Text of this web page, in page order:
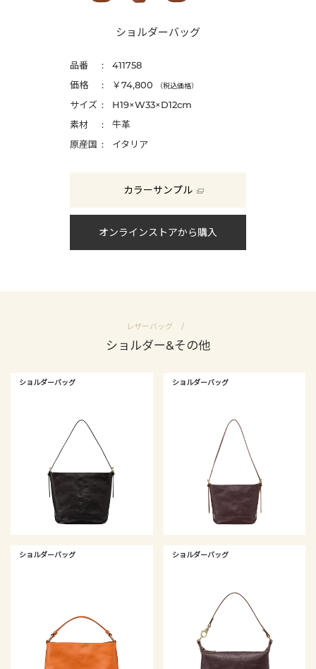
ショルダーバッグ
品番
411758
価格
￥74,800 （税込価格）
サイズ
H19×W33×D12cm
素材
牛革
原産国
イタリア
カラーサンプル
オンラインストアから購入
レザーバッグ
ショルダー&その他
ショルダーバッグ ショルダーバッグ
ショルダーバッグ ショルダーバッグ